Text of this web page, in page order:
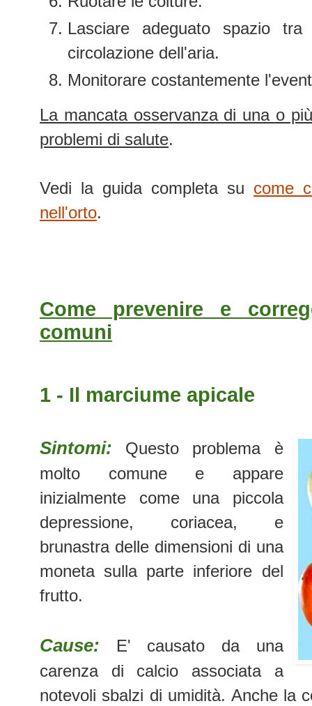
Lasciare adeguato spazio
circolazione dell'aria.
Monitorare costantemente
La mancata osservanza di una o
problemi di salute.
Vedi la guida completa su come
nell'orto.
Come prevenire e
comuni
1 - Il marciume apicale
Sintomi: Questo problema è
molto comune e appare
inizialmente come una piccola
depressione, coriacea, e
brunastra delle dimensioni di una
moneta sulla parte inferiore del
frutto.
Cause: E' causato da una
carenza di calcio associata a
notevoli sbalzi di umidità. Anche la